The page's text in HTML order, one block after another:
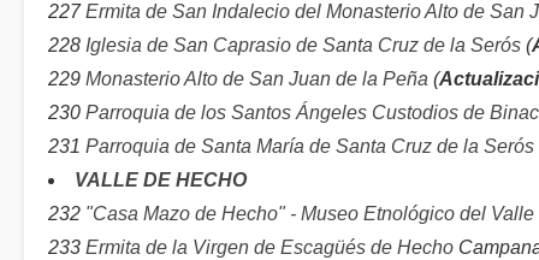
227Ermita de San Indalecio del Monasterio Alto de San
228 Iglesia de San Caprasio de Santa Cruz de la Serós (
229 Monasterio Alto de San Juan de la Peña (
230 Parroquia de los Santos Ángeles Custodios de
231 Parroquia de Santa María de Santa Cruz de la Serós
VALLE DE HECHO
232 "Casa Mazo de Hecho" - Museo Etnológico del
233 Ermita de la Virgen de Escagüés de Hecho